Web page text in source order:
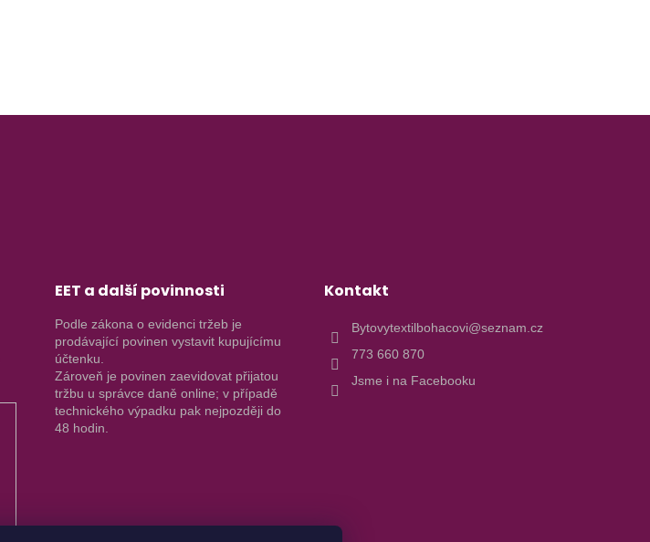
EET a další povinnosti
Podle zákona o evidenci tržeb je
prodávající povinen vystavit kupujícímu
účtenku.
Zároveň je povinen zaevidovat přijatou
tržbu u správce daně online; v případě
technického výpadku pak nejpozději do
48 hodin.
Kontakt
Bytovytextilbohacovi@seznam.cz
773 660 870
Jsme i na Facebooku